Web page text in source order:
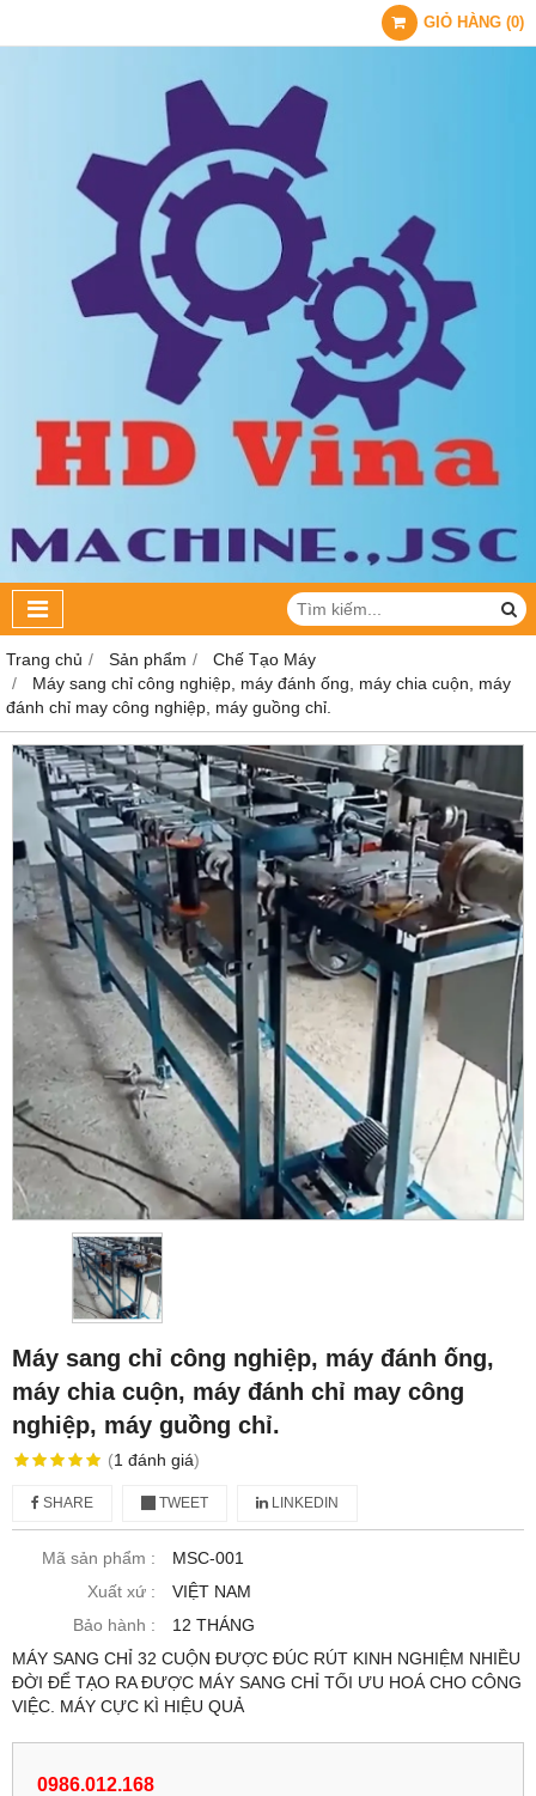
GIỎ HÀNG (0)
Trang chủ Sản phẩm
Chế Tạo Máy
Máy sang chỉ công nghiệp, máy đánh ống, máy chia cuộn, máy
đánh chỉ may công nghiệp, máy guồng chỉ.
Máy sang chỉ công nghiệp, máy đánh ống,
máy chia cuộn, máy đánh chỉ may công
nghiệp, máy guồng chỉ.
(1 đánh giá)
SHARE TWEET LINKEDIN
Mã sản phẩm :
MSC-001
Xuất xứ :
VIỆT NAM
Bảo hành :
12 THÁNG
MÁY SANG CHỈ 32 CUỘN ĐƯỢC ĐÚC RÚT KINH NGHIỆM NHIỀU
ĐỜI ĐỂ TẠO RA ĐƯỢC MÁY SANG CHỈ TỐI ƯU HOÁ CHO CÔNG
VIỆC. MÁY CỰC KÌ HIỆU QUẢ
0986.012.168